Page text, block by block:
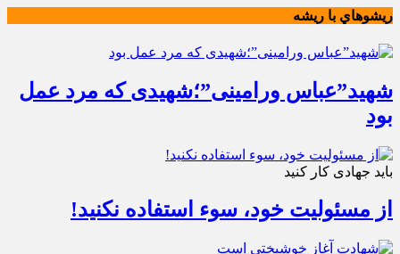
ريشوهاي با ريشه
شهید”عباس ورامینی”؛شهیدی که مرد عمل
بود
باید جهادی کار کنید
از مسئولیت خود، سوء استفاده نکنید!